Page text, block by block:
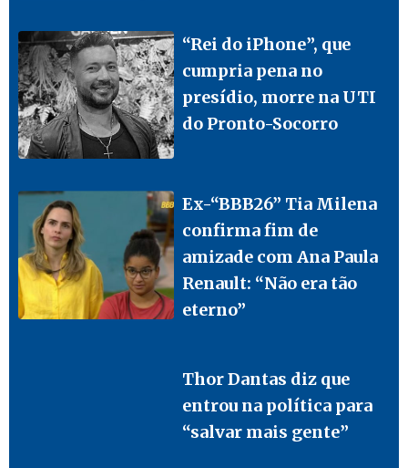
“Rei do iPhone”, que
cumpria pena no
presídio, morre na UTI
do Pronto-Socorro
Ex-“BBB26” Tia Milena
confirma fim de
amizade com Ana Paula
Renault: “Não era tão
eterno”
Thor Dantas diz que
entrou na política para
“salvar mais gente”